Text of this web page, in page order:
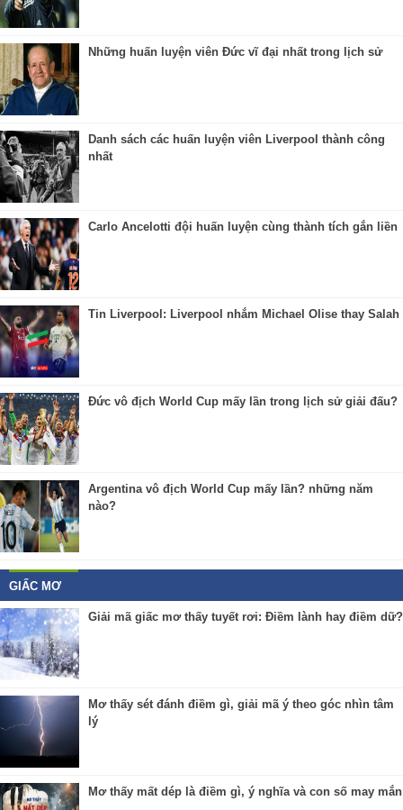
Những huấn luyện viên Đức vĩ đại nhất trong lịch sử
Danh sách các huấn luyện viên Liverpool thành công
nhất
Carlo Ancelotti đội huấn luyện cùng thành tích gắn liền
Tin Liverpool: Liverpool nhắm Michael Olise thay Salah
Đức vô địch World Cup mấy lần trong lịch sử giải đấu?
Argentina vô địch World Cup mấy lần? những năm
nào?
GIẤC MƠ
Giải mã giấc mơ thấy tuyết rơi: Điềm lành hay điềm dữ?
Mơ thấy sét đánh điềm gì, giải mã ý theo góc nhìn tâm
lý
Mơ thấy mất dép là điềm gì, ý nghĩa và con số may mắn